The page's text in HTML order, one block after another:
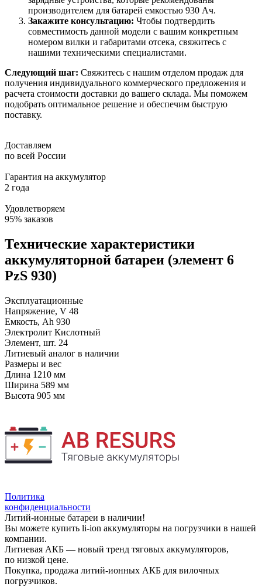
производителем для батарей емкостью 930 Ач.
Закажите консультацию: Чтобы подтвердить
совместимость данной модели с вашим конкретным
номером вилки и габаритами отсека, свяжитесь с
нашими техническими специалистами.
Следующий шаг: Свяжитесь с нашим отделом продаж для
получения индивидуального коммерческого предложения и
расчета стоимости доставки до вашего склада. Мы поможем
подобрать оптимальное решение и обеспечим быструю
поставку.
Доставляем
по всей России
Гарантия на аккумулятор
2 года
Удовлетворяем
95% заказов
Технические характеристики
аккумуляторной батареи (элемент 6
PzS 930)
Эксплуатационные
Напряжение, V 48
Емкость, Ah 930
Электролит Кислотный
Элемент, шт. 24
Литиевый аналог в наличии
Размеры и вес
Длина 1210 мм
Ширина 589 мм
Высота 905 мм
Политика
конфиденциальности
Литий-ионные батареи в наличии!
Вы можете купить li-ion аккумуляторы на погрузчики в нашей
компании.
Литиевая АКБ — новый тренд тяговых аккумуляторов,
по низкой цене.
Покупка, продажа литий-ионных АКБ для вилочных
погрузчиков.